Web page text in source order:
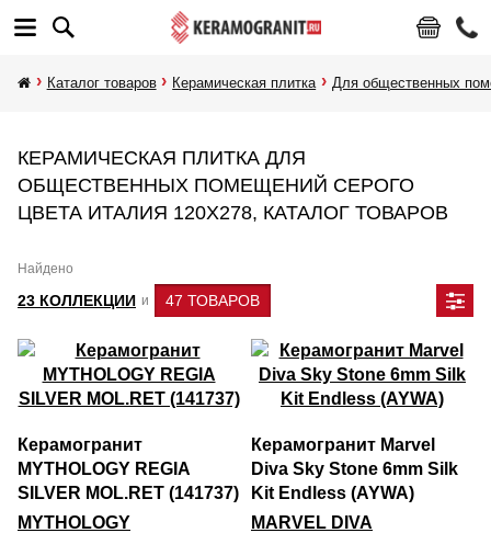
Каталог товаров Керамическая плитка Для общественных
КЕРАМИЧЕСКАЯ ПЛИТКА ДЛЯ
ОБЩЕСТВЕННЫХ ПОМЕЩЕНИЙ СЕРОГО
ЦВЕТА ИТАЛИЯ 120Х278, КАТАЛОГ ТОВАРОВ
Найдено
23 КОЛЛЕКЦИИ и 47 ТОВАРОВ
Керамогранит
MYTHOLOGY REGIA
SILVER MOL.RET (141737)
MYTHOLOGY
Керамогранит Marvel
Diva Sky Stone 6mm Silk
Kit Endless (AYWA)
MARVEL DIVA